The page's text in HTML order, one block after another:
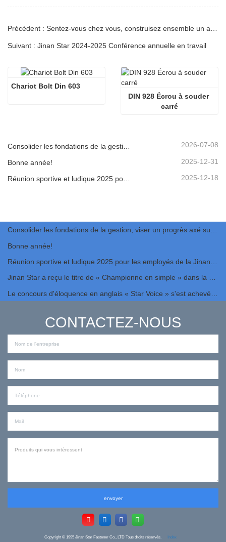
Précédent : Sentez-vous chez vous, construisez ensemble un avenir solide&nbsp;: Jinan Star accueille les nouveaux et anciens clients à visiter
Suivant : Jinan Star 2024-2025 Conférence annuelle en travail
Chariot Bolt Din 603
DIN 928 Écrou à souder
carré
2026-07-08
Bonne année! 2025-12-31
2025-12-18
Consolider les fondations de la gestion, viser un progrès axé sur la qualité | L'entreprise tient la réunion de clôture pour les quatre grands systèmes de gestion 2026
Bonne année!
Jinan Star a reçu le titre de « Championne en simple » dans la province du Shandong.
CONTACTEZ-NOUS
envoyer
Copyright © 1995 Jinan Star Fastener Co., LTD Tous droits réservés. Index